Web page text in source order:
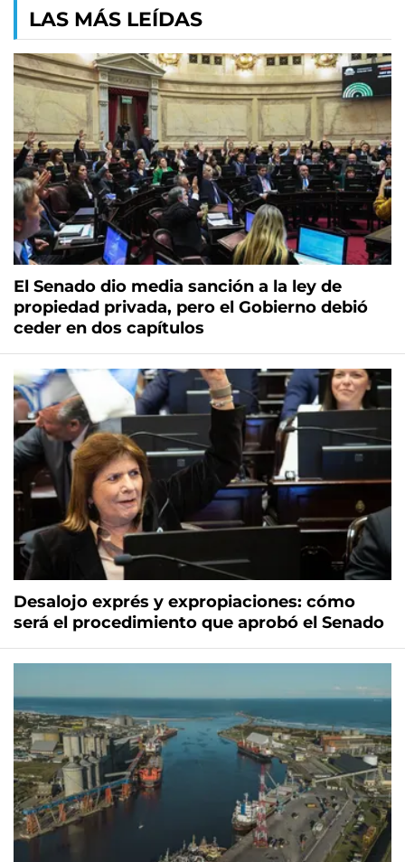
LAS MÁS LEÍDAS
El Senado dio media sanción a la ley de
propiedad privada, pero el Gobierno debió
ceder en dos capítulos
Desalojo exprés y expropiaciones: cómo
será el procedimiento que aprobó el Senado